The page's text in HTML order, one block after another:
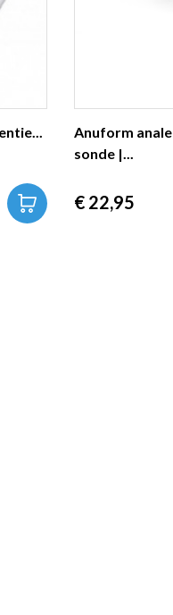
Anuform
sonde |...
Prijs
€ 22,95